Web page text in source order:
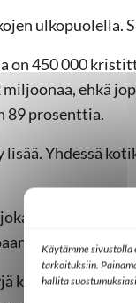
Käytämme
tarkoituksiin.
hallita
ulkopuolella.
on 450 000
ehkä
89 prosenttia.
Yhdessä
on
kirkkona.
Tunnin